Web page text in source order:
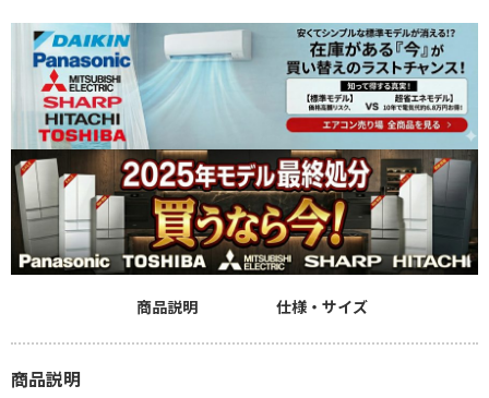
商品説明 仕様・サイズ
商品説明